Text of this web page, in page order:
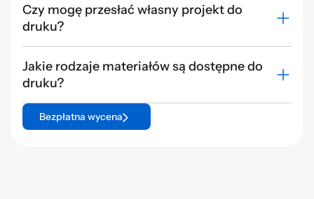
Czy mogę przesłać własny projekt do
druku?
Jakie rodzaje materiałów są dostępne do
druku?
Bezpłatna wycena